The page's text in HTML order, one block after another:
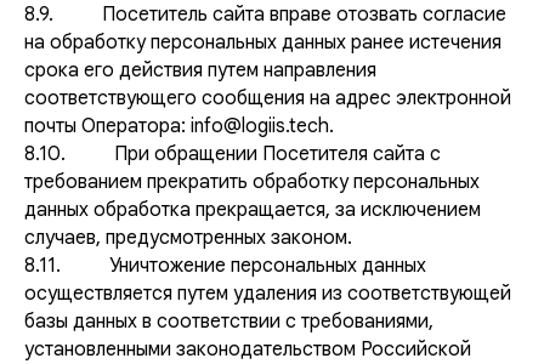
8.9. Посетитель сайта вправе отозвать согласие
на обработку персональных данных ранее истечения
срока его действия путем направления
соответствующего сообщения на адрес электронной
почты Оператора: info@logiis.tech.
8.10. При обращении Посетителя сайта с
требованием прекратить обработку персональных
данных обработка прекращается, за исключением
случаев, предусмотренных законом.
8.11. Уничтожение персональных данных
осуществляется путем удаления из соответствующей
базы данных в соответствии с требованиями,
установленными законодательством Российской